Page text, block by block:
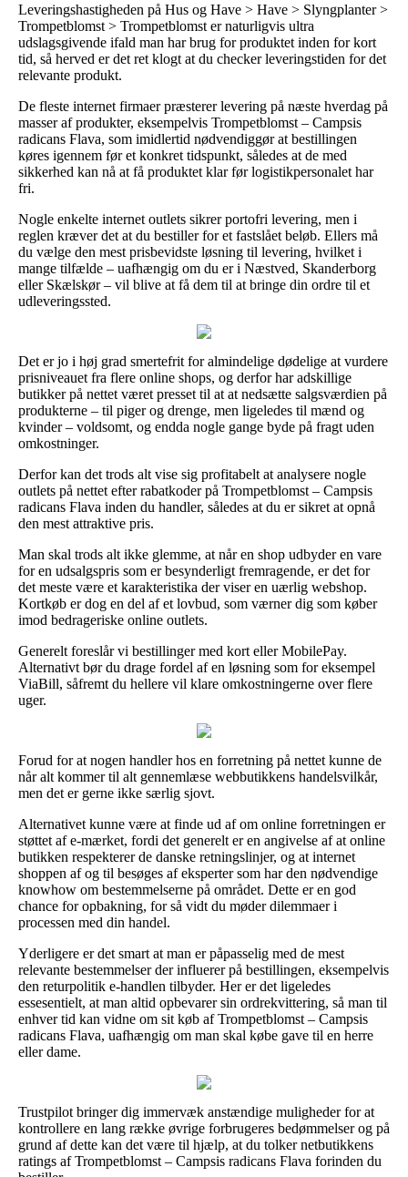
Leveringshastigheden på Hus og Have > Have > Slyngplanter >
Trompetblomst > Trompetblomst er naturligvis ultra
udslagsgivende ifald man har brug for produktet inden for kort
tid, så herved er det ret klogt at du checker leveringstiden for det
relevante produkt.
De fleste internet firmaer præsterer levering på næste hverdag på
masser af produkter, eksempelvis Trompetblomst – Campsis
radicans Flava, som imidlertid nødvendiggør at bestillingen
køres igennem før et konkret tidspunkt, således at de med
sikkerhed kan nå at få produktet klar før logistikpersonalet har
fri.
Nogle enkelte internet outlets sikrer portofri levering, men i
reglen kræver det at du bestiller for et fastslået beløb. Ellers må
du vælge den mest prisbevidste løsning til levering, hvilket i
mange tilfælde – uafhængig om du er i Næstved, Skanderborg
eller Skælskør – vil blive at få dem til at bringe din ordre til et
udleveringssted.
Det er jo i høj grad smertefrit for almindelige dødelige at vurdere
prisniveauet fra flere online shops, og derfor har adskillige
butikker på nettet været presset til at at nedsætte salgsværdien på
produkterne – til piger og drenge, men ligeledes til mænd og
kvinder – voldsomt, og endda nogle gange byde på fragt uden
omkostninger.
Derfor kan det trods alt vise sig profitabelt at analysere nogle
outlets på nettet efter rabatkoder på Trompetblomst – Campsis
radicans Flava inden du handler, således at du er sikret at opnå
den mest attraktive pris.
Man skal trods alt ikke glemme, at når en shop udbyder en vare
for en udsalgspris som er besynderligt fremragende, er det for
det meste være et karakteristika der viser en uærlig webshop.
Kortkøb er dog en del af et lovbud, som værner dig som køber
imod bedrageriske online outlets.
Generelt foreslår vi bestillinger med kort eller MobilePay.
Alternativt bør du drage fordel af en løsning som for eksempel
ViaBill, såfremt du hellere vil klare omkostningerne over flere
uger.
Forud for at nogen handler hos en forretning på nettet kunne de
når alt kommer til alt gennemlæse webbutikkens handelsvilkår,
men det er gerne ikke særlig sjovt.
Alternativet kunne være at finde ud af om online forretningen er
støttet af e-mærket, fordi det generelt er en angivelse af at online
butikken respekterer de danske retningslinjer, og at internet
shoppen af og til besøges af eksperter som har den nødvendige
knowhow om bestemmelserne på området. Dette er en god
chance for opbakning, for så vidt du møder dilemmaer i
processen med din handel.
Yderligere er det smart at man er påpasselig med de mest
relevante bestemmelser der influerer på bestillingen, eksempelvis
den returpolitik e-handlen tilbyder. Her er det ligeledes
essesentielt, at man altid opbevarer sin ordrekvittering, så man til
enhver tid kan vidne om sit køb af Trompetblomst – Campsis
radicans Flava, uafhængig om man skal købe gave til en herre
eller dame.
Trustpilot bringer dig immervæk anstændige muligheder for at
kontrollere en lang række øvrige forbrugeres bedømmelser og på
grund af dette kan det være til hjælp, at du tolker netbutikkens
ratings af Trompetblomst – Campsis radicans Flava forinden du